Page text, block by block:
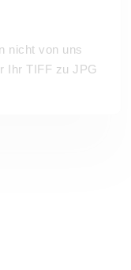
nicht von uns
Ihr TIFF zu JPG